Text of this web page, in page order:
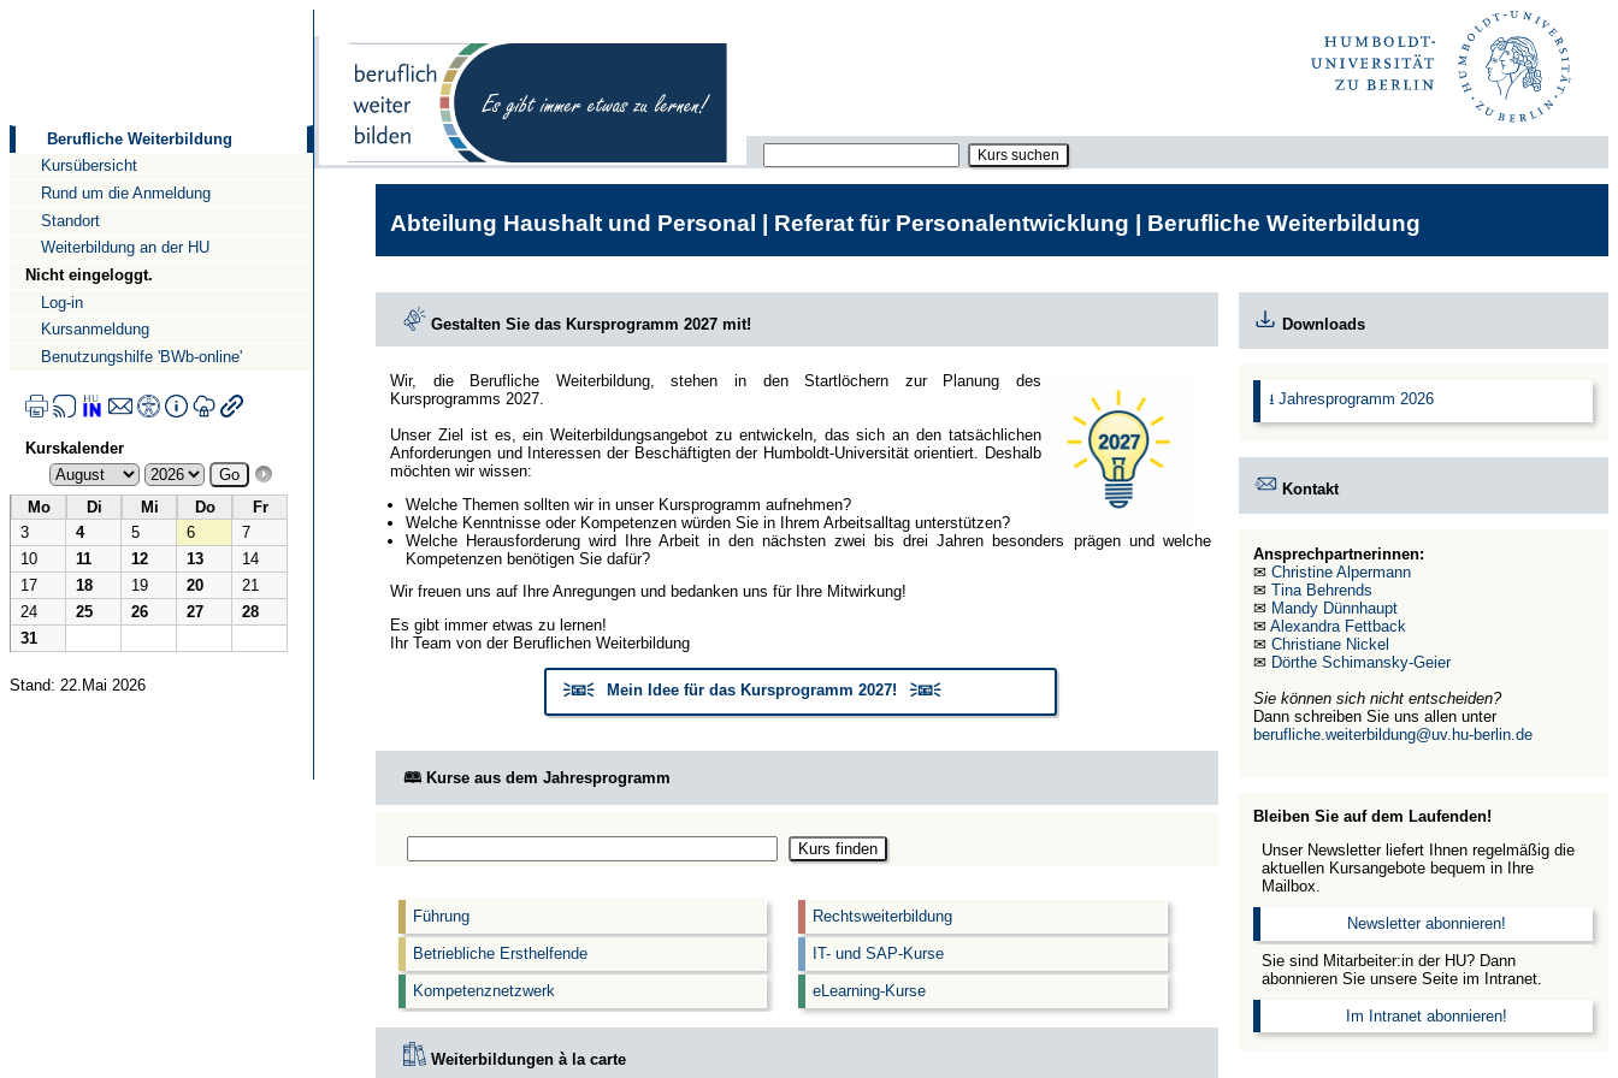
Berufliche Weiterbildung
Kursübersicht
Rund um die Anmeldung
Standort
Weiterbildung an der HU
Nicht eingeloggt.
Log-in
Kursanmeldung
Benutzungshilfe 'BWb-online'
Kurskalender
Mo Di Mi Do
Fr
3
4 5 6
7
10
11 12 13
14
17
18 19 20
21
24
25 26 27
28
31
Stand: 22.Mai 2026
Abteilung Haushalt und Personal | Referat für Personalentwicklung | Berufliche Weiterbildung
Gestalten Sie das Kursprogramm 2027 mit!
Wir, die Berufliche Weiterbildung, stehen in den Startlöchern zur Planung des
Kursprogramms 2027.
Unser Ziel ist es, ein Weiterbildungsangebot zu entwickeln, das sich an den tatsächlichen
Anforderungen und Interessen der Beschäftigten der Humboldt-Universität orientiert. Deshalb
möchten wir wissen:
Welche Themen sollten wir in unser Kursprogramm aufnehmen?
Welche Kenntnisse oder Kompetenzen würden Sie in Ihrem Arbeitsalltag unterstützen?
Welche Herausforderung wird Ihre Arbeit in den nächsten zwei bis drei Jahren besonders prägen und welche
Kompetenzen benötigen Sie dafür?
Wir freuen uns auf Ihre Anregungen und bedanken uns für Ihre Mitwirkung!
Es gibt immer etwas zu lernen!
Ihr Team von der Beruflichen Weiterbildung
🗦📧🗧 Mein Idee für das Kursprogramm 2027! 🗦📧🗧
🕮 Kurse aus dem Jahresprogramm
Führung
Betriebliche Ersthelfende
Kompetenznetzwerk
Rechtsweiterbildung
IT- und SAP-Kurse
eLearning-Kurse
Weiterbildungen à la carte
Downloads
⭳ Jahresprogramm 2026
Kontakt
Ansprechpartnerinnen:
✉Christine Alpermann
✉Tina Behrends
✉ Mandy Dünnhaupt
✉Alexandra Fettback
✉Christiane Nickel
✉ Dörthe Schimansky-Geier
Sie können sich nicht entscheiden?
Dann schreiben Sie uns allen unter
berufliche.weiterbildung@uv.hu-berlin.de
Bleiben Sie auf dem Laufenden!
Unser Newsletter liefert Ihnen regelmäßig die
aktuellen Kursangebote bequem in Ihre
Mailbox.
Newsletter abonnieren!
Sie sind Mitarbeiter:in der HU? Dann
abonnieren Sie unsere Seite im Intranet.
Im Intranet abonnieren!